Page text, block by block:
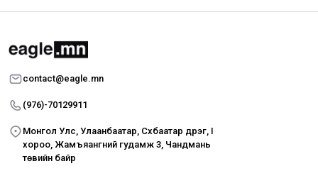
contact@eagle.mn
(976)-70129911
Монгол Улс, Улаанбаатар, Сүхбаатар дүүрэг, I
хороо, Жамъяангүний гудамж 3, Чандмань
төвийн байр